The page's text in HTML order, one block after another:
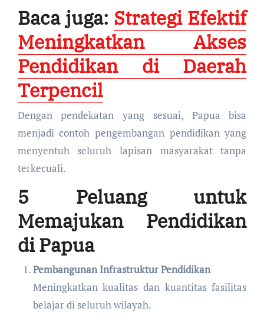
Baca juga: Strategi Efektif
Meningkatkan Akses
Pendidikan di Daerah
Terpencil
Dengan pendekatan yang sesuai, Papua bisa
menjadi contoh pengembangan pendidikan yang
menyentuh seluruh lapisan masyarakat tanpa
terkecuali.
5 Peluang untuk
Memajukan Pendidikan
di Papua
Pembangunan Infrastruktur Pendidikan
Meningkatkan kualitas dan kuantitas fasilitas
belajar di seluruh wilayah.